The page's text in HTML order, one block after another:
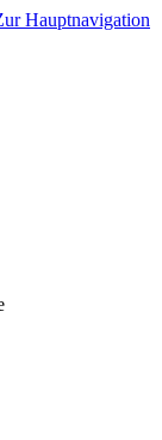
Hauptnavigation